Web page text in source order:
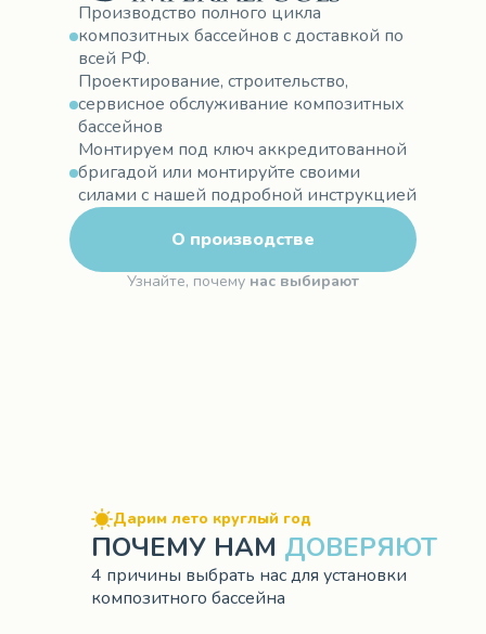
Производство полного цикла
композитных бассейнов с доставкой по
всей РФ.
Проектирование, строительство,
сервисное обслуживание композитных
бассейнов
Монтируем под ключ аккредитованной
бригадой или монтируйте своими
силами с нашей подробной инструкцией
О производстве
Узнайте, почему нас выбирают
Дарим лето круглый год
ПОЧЕМУ НАМ ДОВЕРЯЮТ
4 причины выбрать нас для установки
композитного бассейна